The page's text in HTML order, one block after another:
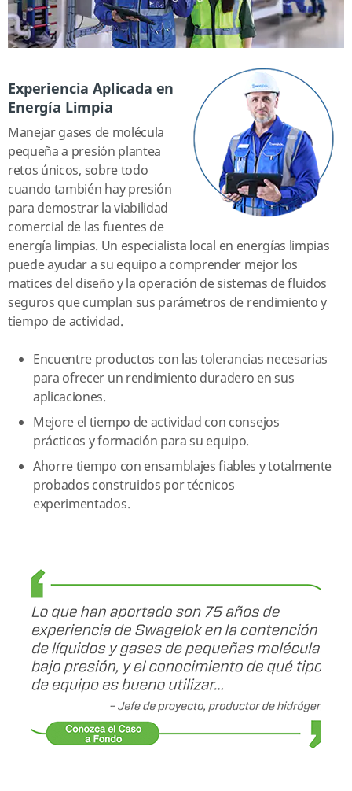
Experiencia Aplicada en
Energía Limpia
Manejar gases de molécula
pequeña a presión plantea
retos únicos, sobre todo
cuando también hay presión
para demostrar la viabilidad
comercial de las fuentes de
energía limpias. Un especialista local en energías limpias
puede ayudar a su equipo a comprender mejor los
matices del diseño y la operación de sistemas de fluidos
seguros que cumplan sus parámetros de rendimiento y
tiempo de actividad.
Encuentre productos con las tolerancias necesarias
para ofrecer un rendimiento duradero en sus
aplicaciones.
Mejore el tiempo de actividad con consejos
prácticos y formación para su equipo.
Ahorre tiempo con ensamblajes fiables y totalmente
probados construidos por técnicos
experimentados.